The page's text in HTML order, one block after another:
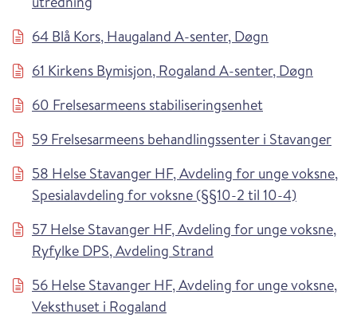
64 Blå Kors, Haugaland A-senter, Døgn
61 Kirkens Bymisjon, Rogaland A-senter, Døgn
60 Frelsesarmeens stabiliseringsenhet
59 Frelsesarmeens behandlingssenter i Stavanger
58 Helse Stavanger HF, Avdeling for unge voksne,
Spesialavdeling for voksne (§§10-2 til 10-4)
57 Helse Stavanger HF, Avdeling for unge voksne,
Ryfylke DPS, Avdeling Strand
56 Helse Stavanger HF, Avdeling for unge voksne,
Veksthuset i Rogaland